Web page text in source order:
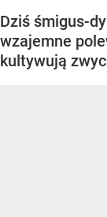
Dziś śmigus-
wzajemne
kultywują